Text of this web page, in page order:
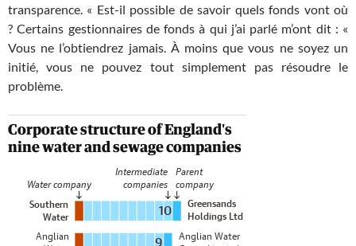
transparence. « Est-il possible de savoir quels fonds vont où
? Certains gestionnaires de fonds à qui j’ai parlé m’ont dit : «
Vous ne l’obtiendrez jamais. À moins que vous ne soyez un
initié, vous ne pouvez tout simplement pas résoudre le
problème.